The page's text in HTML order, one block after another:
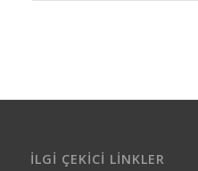
İLGI ÇEKICI LINKLER